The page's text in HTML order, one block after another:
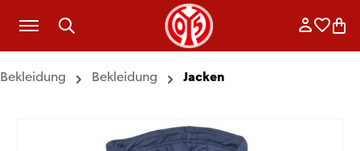
Zum Hauptinhalt springen
Bekleidung Bekleidung Jacken